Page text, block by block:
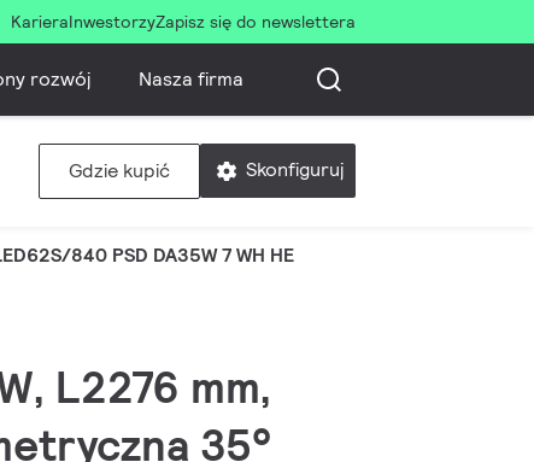
KarieraInwestorzyZapisz się do newslettera
rozwój Nasza firma
Gdzie kupić Skonfiguruj
840 PSD DA35W 7 WH HE
L2276 mm,
35°